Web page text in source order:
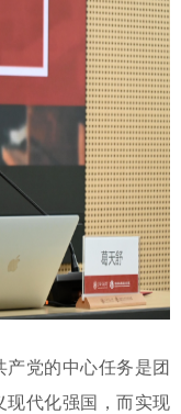
党的中心任务是团
现代化强国，而实现